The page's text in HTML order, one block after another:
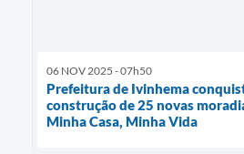
06 NOV 2025 - 07h50
Prefeitura de Ivinhema
construção de 25 novas
Minha Casa, Minha Vida